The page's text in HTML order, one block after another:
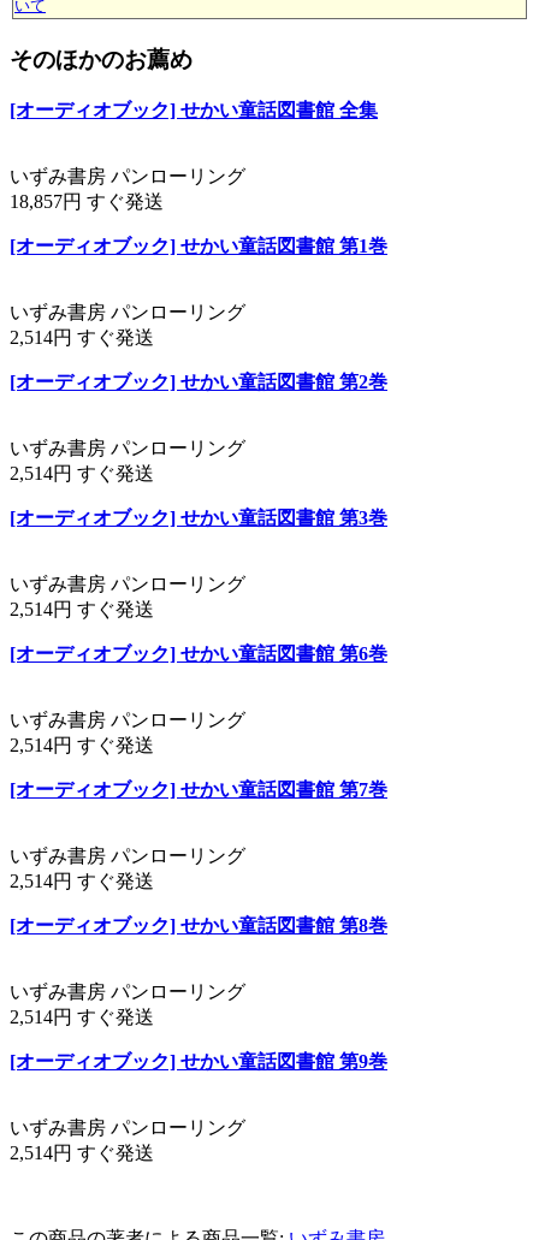
いて
そのほかのお薦め
[オーディオブック] せかい童話図書館 全集
いずみ書房 パンローリング
18,857円 すぐ発送
[オーディオブック] せかい童話図書館 第1巻
いずみ書房 パンローリング
2,514円 すぐ発送
[オーディオブック] せかい童話図書館 第2巻
いずみ書房 パンローリング
2,514円 すぐ発送
[オーディオブック] せかい童話図書館 第3巻
いずみ書房 パンローリング
2,514円 すぐ発送
[オーディオブック] せかい童話図書館 第6巻
いずみ書房 パンローリング
2,514円 すぐ発送
[オーディオブック] せかい童話図書館 第7巻
いずみ書房 パンローリング
2,514円 すぐ発送
[オーディオブック] せかい童話図書館 第8巻
いずみ書房 パンローリング
2,514円 すぐ発送
[オーディオブック] せかい童話図書館 第9巻
いずみ書房 パンローリング
2,514円 すぐ発送